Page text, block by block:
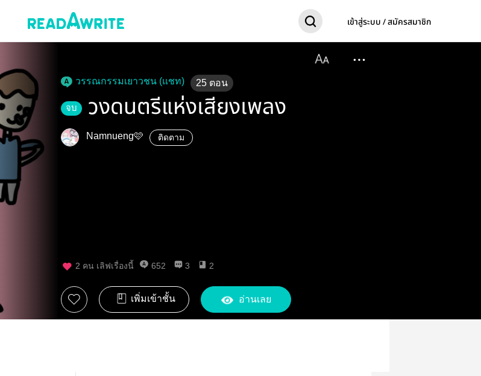
เข้าสู่ระบบ / สมัครสมาชิก
วรรณกรรมเยาวชน (แชท) 25 ตอน
จบ วงดนตรีแห่งเสียงเพลง
Namnueng🩷 ติดตาม
2 คน เลิฟเรื่องนี้ 652 3 2
เพิ่มเข้าชั้น อ่านเลย